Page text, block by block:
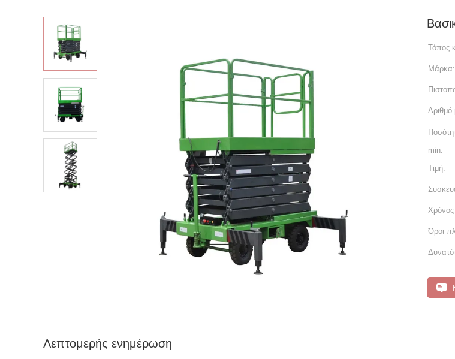
Τόπος
Μάρκα:
Αριθμό
min:
Τιμή:
Όροι
Λεπτομερής ενημέρωση